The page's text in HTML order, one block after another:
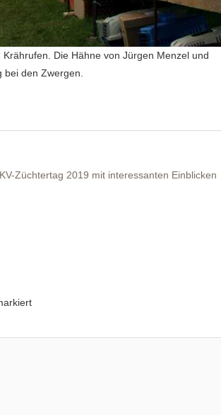
Die Hähne von Jürgen Menzel und
bei den Zwergen.
KV-Züchtertag 2019 mit interessanten Einblicken